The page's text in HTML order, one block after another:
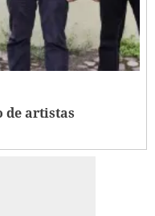
de artistas